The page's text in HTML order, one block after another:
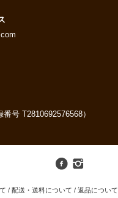
号 T2810692576568）
/ 配送・送料について / 返品について